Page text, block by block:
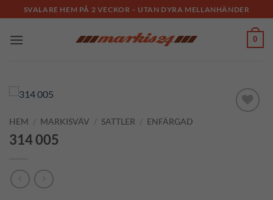
to
content
SVALARE HEM PÅ 2 VECKOR – UTAN DYRA MELLANHÄNDER
0
HEM / MARKISVÄV / SATTLER / ENFÄRGAD
314 005